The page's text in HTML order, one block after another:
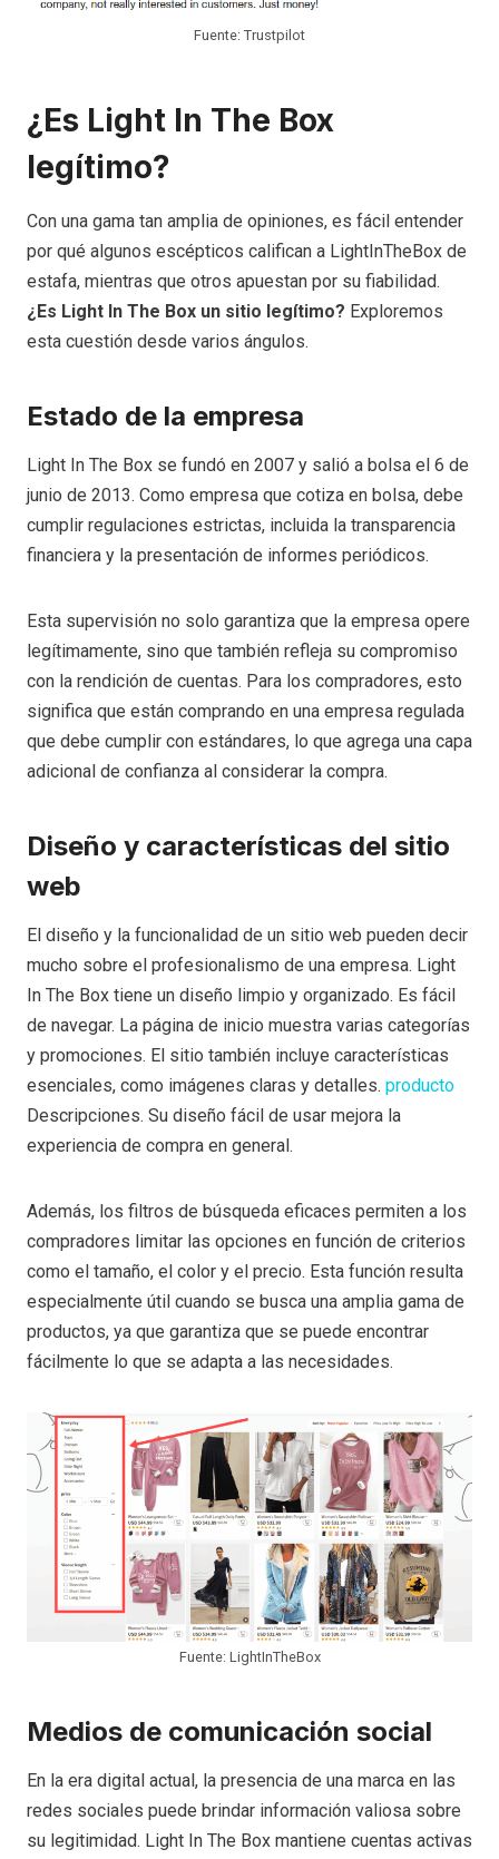
Fuente: Trustpilot
¿Es Light In The Box
legítimo?
Con una gama tan amplia de opiniones, es fácil entender
por qué algunos escépticos califican a LightInTheBox de
estafa, mientras que otros apuestan por su fiabilidad.
¿Es Light In The Box un sitio legítimo? Exploremos
esta cuestión desde varios ángulos.
Estado de la empresa
Light In The Box se fundó en 2007 y salió a bolsa el 6 de
junio de 2013. Como empresa que cotiza en bolsa, debe
cumplir regulaciones estrictas, incluida la transparencia
financiera y la presentación de informes periódicos.
Esta supervisión no solo garantiza que la empresa opere
legítimamente, sino que también refleja su compromiso
con la rendición de cuentas. Para los compradores, esto
significa que están comprando en una empresa regulada
que debe cumplir con estándares, lo que agrega una capa
adicional de confianza al considerar la compra.
Diseño y características del sitio
web
El diseño y la funcionalidad de un sitio web pueden decir
mucho sobre el profesionalismo de una empresa. Light
In The Box tiene un diseño limpio y organizado. Es fácil
de navegar. La página de inicio muestra varias categorías
y promociones. El sitio también incluye características
esenciales, como imágenes claras y detalles. producto
Descripciones. Su diseño fácil de usar mejora la
experiencia de compra en general.
Además, los filtros de búsqueda eficaces permiten a los
compradores limitar las opciones en función de criterios
como el tamaño, el color y el precio. Esta función resulta
especialmente útil cuando se busca una amplia gama de
productos, ya que garantiza que se puede encontrar
fácilmente lo que se adapta a las necesidades.
Fuente: LightInTheBox
Medios de comunicación social
En la era digital actual, la presencia de una marca en las
redes sociales puede brindar información valiosa sobre
su legitimidad. Light In The Box mantiene cuentas activas